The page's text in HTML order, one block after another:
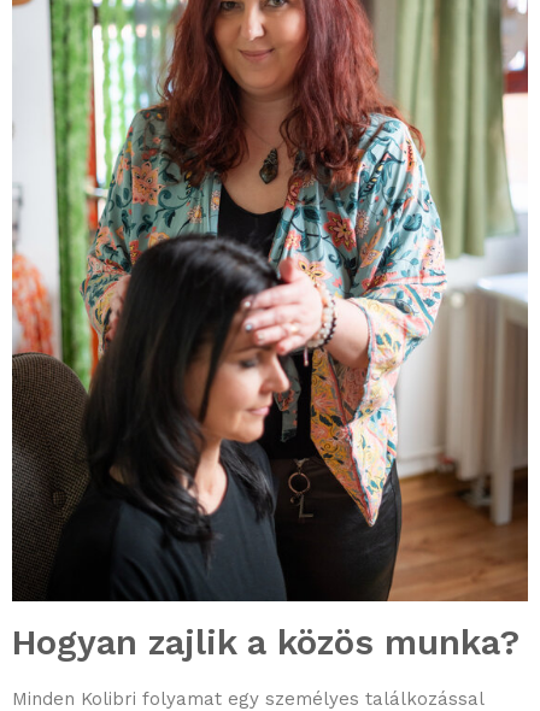
Hogyan zajlik a közös munka?
Minden Kolibri folyamat egy személyes találkozással